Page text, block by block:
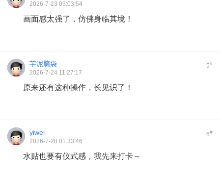
2026-7-23 05:03:54
画面感太强了，仿佛身临其境！
5#
芋泥脑袋
2026-7-24 11:27:17
原来还有这种操作，长见识了！
6#
yiwei
2026-7-28 01:33:46
水贴也要有仪式感，我先来打卡～